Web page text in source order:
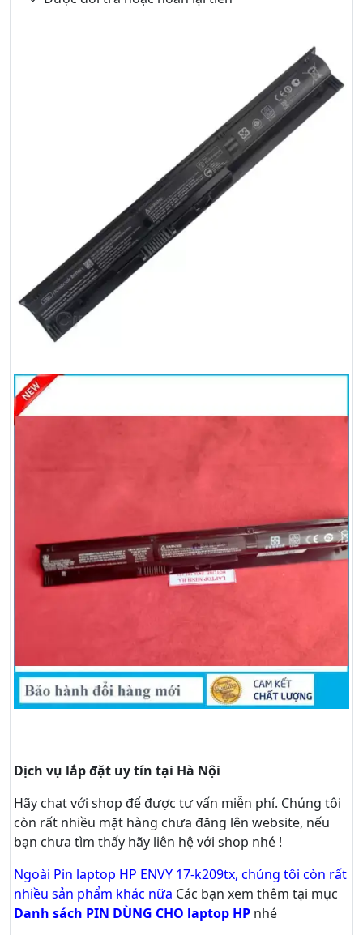
Dịch vụ lắp đặt uy tín tại Hà Nội
Hãy chatvới shop để được tư vấn miễn phí. Chúng tôi
còn rất nhiều mặt hàng chưa đăng lên website, nếu
bạn chưa tìm thấy hãy liên hệ với shop nhé !
Ngoài Pin laptop HP ENVY 17-k209tx, chúng tôi còn rất
nhiều sản phẩm khác nữa Các bạn xem thêm tại mục
Danh sách PIN DÙNG CHO laptop HP nhé